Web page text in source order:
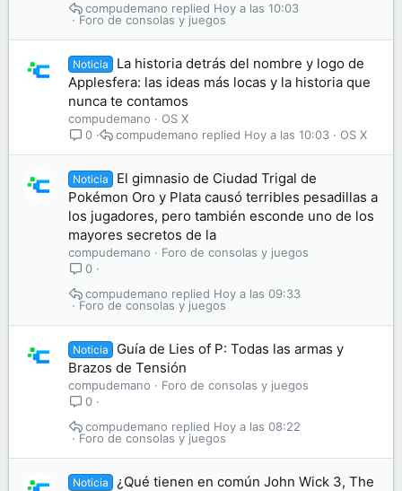
Foro de consolas y juegos
Hoy a las 10:03
compudemano
Noticia
La historia detrás del nombre y logo de
Applesfera: las ideas más locas y la historia que
nunca te contamos
compudemano
OS X
0
OS X
Hoy a las 10:03
compudemano
Noticia
El gimnasio de Ciudad Trigal de
Pokémon Oro y Plata causó terribles pesadillas a
los jugadores, pero también esconde uno de los
mayores secretos de la
compudemano
Foro de consolas y juegos
0
Foro de consolas y juegos
Hoy a las 09:33
compudemano
Noticia
Guía de Lies of P: Todas las armas y
Brazos de Tensión
compudemano
Foro de consolas y juegos
0
Foro de consolas y juegos
Hoy a las 08:22
compudemano
Noticia
¿Qué tienen en común John Wick 3, The